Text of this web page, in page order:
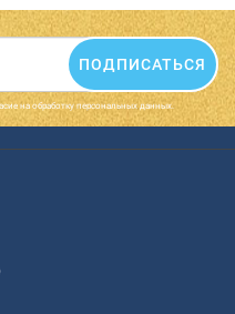
ПОДПИСАТЬСЯ
на обработку персональных данных.